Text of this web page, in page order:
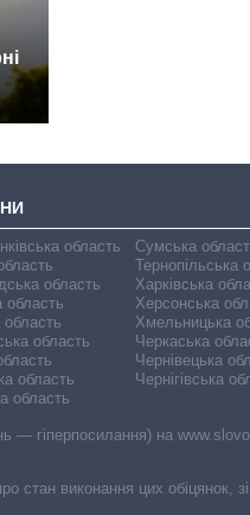
область
область
область
область
область
область
область
Сумська
Тернопільська
Харківська
Херсонська
Хмельницька
Черкаська
Чернівецька
Чернігівська
— гіперпосилання) на
стан виконання цих обіцянок,